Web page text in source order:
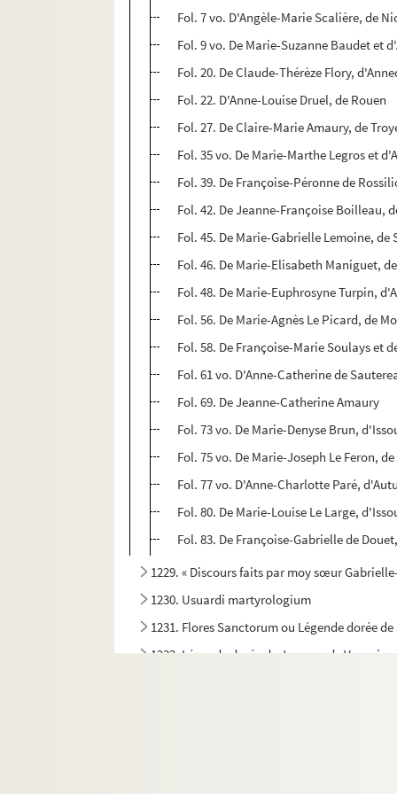
Fol. 7 vo. D'Angèle-Marie Scalière, de
Fol. 9 vo. De Marie-Suzanne Baudet et
Fol. 20. De Claude-Thérèze Flory,
Fol. 22. D'Anne-Louise Druel, de Rouen
Fol. 27. De Claire-Marie Amaury, de
Fol. 35 vo. De Marie-Marthe Legros et
Fol. 39. De Françoise-Péronne de
Fol. 42. De Jeanne-Françoise Boilleau,
Fol. 45. De Marie-Gabrielle Lemoine, de
Fol. 46. De Marie-Elisabeth Maniguet,
Fol. 48. De Marie-Euphrosyne Turpin,
Fol. 56. De Marie-Agnès Le Picard, de
Fol. 58. De Françoise-Marie Soulays et
Fol. 61 vo. D'Anne-Catherine de
Fol. 69. De Jeanne-Catherine Amaury
Fol. 73 vo. De Marie-Denyse Brun,
Fol. 75 vo. De Marie-Joseph Le Feron,
Fol. 77 vo. D'Anne-Charlotte Paré,
Fol. 80. De Marie-Louise Le Large,
Fol. 83. De Françoise-Gabrielle de
1229. « Discours faits par moy sœur
1230. Usuardi martyrologium
1231. Flores Sanctorum ou Légende dorée
1232. Légende dorée de Jacques de Voragine